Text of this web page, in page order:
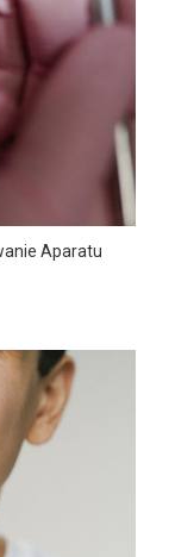
Aparatu